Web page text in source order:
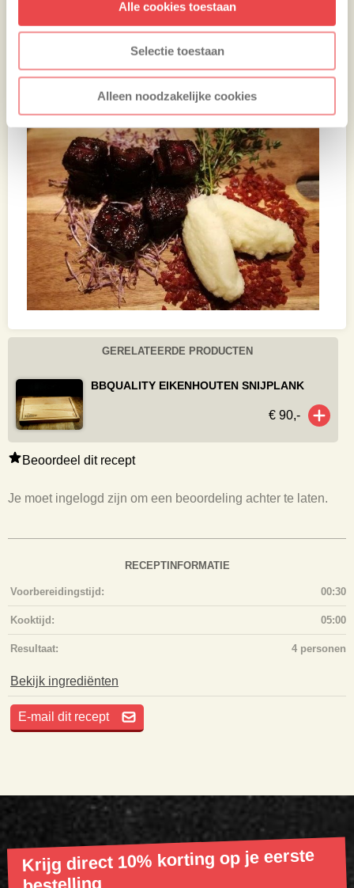
Alle cookies toestaan
Selectie toestaan
Alleen noodzakelijke cookies
Beoordeel dit recept
Je moet ingelogd zijn om een beoordeling achter te laten.
RECEPTINFORMATIE
Voorbereidingstijd: 00:30
Kooktijd: 05:00
Resultaat: 4 personen
Bekijk ingrediënten
E-mail dit recept
gasten met jouw pork belly porto!
GERELATEERDE PRODUCTEN
BBQUALITY EIKENHOUTEN SNIJPLANK
€ 90,-
Krijg direct 10% korting op je eerste